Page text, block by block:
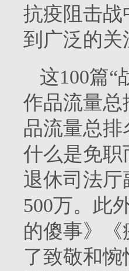
抗疫阻击战
到广泛的关
这100篇“
作品流量总
品流量总
什么是免职
退休司法
500万。此
的傻事》《
了致敬和